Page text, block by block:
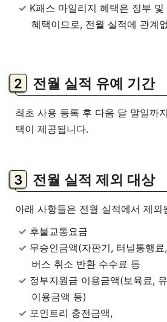
K패스 마일리지 혜택은 정부
혜택이므로, 전월 실적에 관계
전월 실적 유예 기간
최초 사용 등록 후 다음 달 말일까
택이 제공됩니다.
전월 실적 제외 대상
아래 사항들은 전월 실적에서 제외
후불교통요금
무승인금액(자판기, 터널통행
버스 취소 반환 수수료 등
정부지원금 이용금액(보육료,
이용금액 등)
포인트리 충전금액,